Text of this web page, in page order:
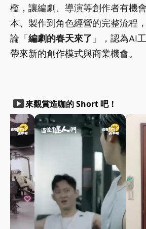
檻，讓編劇、導演等創作者有機
本、製作到角色經營的完整流程
論「編劇的春天來了 」，認為AI
帶來新的創作模式與商業機會。
smart_display來觀賞造咖的 Short 吧！
play_arrow